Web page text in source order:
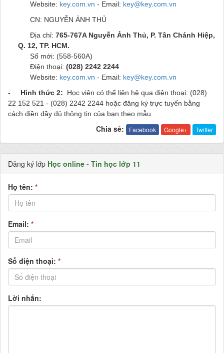
Website: key.com.vn - Email: key@key.com.vn
CN: NGUYỄN ẢNH THỦ
Địa chỉ: 765-767A Nguyễn Ảnh Thủ, P. Tân Chánh Hiệp,
Q. 12, TP. HCM.
Số mới: (558-560A)
Điện thoại: (028) 2242 2244
Website: key.com.vn - Email: key@key.com.vn
- Hình thức 2:
Học viên có thể liên hệ qua điện thoại: (028)
22 152 521 - (028) 2242 2244 hoặc đăng ký trực tuyến bằng
cách điền đầy đủ thông tin của bạn theo mẫu.
Chia sẻ: Facebook Google+ Twitter
Đăng ký lớp Học online - Tin học lớp 11
Họ tên: *
Email: *
Số điện thoại: *
Lời nhắn: